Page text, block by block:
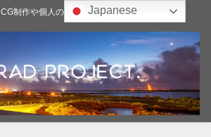
CG制作や個人の雑記ブログJapanese